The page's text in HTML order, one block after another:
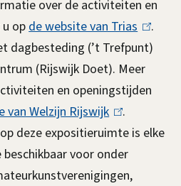
k
i
s
e
x
t
e
r
n
over de activiteiten en
u opde website van Trias(
l
i
n
i
.
dagbesteding (’t Trefpunt)
(Rijswijk Doet). Meer
en openingstijden
van Welzijn Rijswijk(
l
i
n
.
deze expositieruimte is elke
voor onder